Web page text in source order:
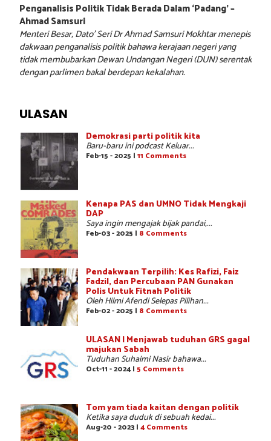
Penganalisis Politik Tidak Berada Dalam ‘Padang’ –
Ahmad Samsuri
Menteri Besar, Dato’ Seri Dr Ahmad Samsuri Mokhtar menepis
dakwaan penganalisis politik bahawa kerajaan negeri yang
tidak membubarkan Dewan Undangan Negeri (DUN) serentak
dengan parlimen bakal berdepan kekalahan.
ULASAN
Demokrasi parti politik kita
Baru-baru ini podcast Keluar...
Feb-15 - 2025 | 11 Comments
Kenapa PAS dan UMNO Tidak Mengkaji
DAP
Saya ingin mengajak bijak pandai,...
Feb-03 - 2025 | 8 Comments
Pendakwaan Terpilih: Kes Rafizi, Faiz
Fadzil, dan Percubaan PAN Gunakan
Polis Untuk Fitnah Politik
Oleh Hilmi Afendi Selepas Pilihan...
Feb-02 - 2025 | 8 Comments
ULASAN | Menjawab tuduhan GRS gagal
majukan Sabah
Tuduhan Suhaimi Nasir bahawa...
Oct-11 - 2024 | 5 Comments
Tom yam tiada kaitan dengan politik
Ketika saya duduk di sebuah kedai...
Aug-20 - 2023 | 4 Comments